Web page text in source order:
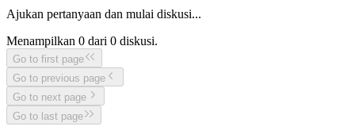
Ajukan pertanyaan dan mulai diskusi...
Menampilkan 0 dari 0 diskusi.
Go to first page
Go to previous page
Go to next page
Go to last page